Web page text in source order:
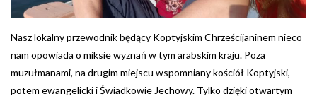
Nasz lokalny przewodnik będący Koptyjskim Chrześcijaninem nieco
nam opowiada o miksie wyznań w tym arabskim kraju. Poza
muzułmanami, na drugim miejscu wspomniany kościół Koptyjski,
potem ewangelicki i Świadkowie Jechowy. Tylko dzięki otwartym